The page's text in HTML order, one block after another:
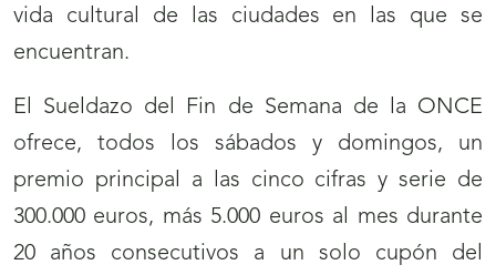
vida cultural de las ciudades en las que se
encuentran.
El Sueldazo del Fin de Semana de la ONCE
ofrece, todos los sábados y domingos, un
premio principal a las cinco cifras y serie de
300.000 euros, más 5.000 euros al mes durante
20 años consecutivos a un solo cupón del